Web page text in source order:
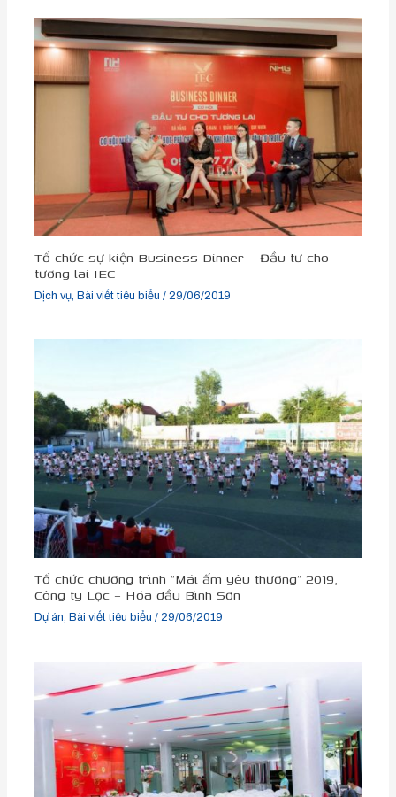
Tổ chức sự kiện Business Dinner – Đầu tư cho
tương lai IEC
Dịch vụ,Bài viết tiêu biểu /29/06/2019
Tổ chức chương trình “Mái ấm yêu thương” 2019,
Công ty Lọc – Hóa dầu Bình Sơn
Dự án, Bài viết tiêu biểu /29/06/2019